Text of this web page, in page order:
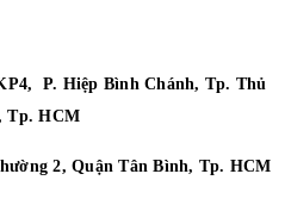
P. Hiệp Bình Chánh, Tp. Thủ
Tp. HCM
2, Quận Tân Bình, Tp. HCM